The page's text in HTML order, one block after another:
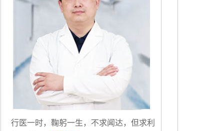
行医一时，鞠躬一生，不求闻达，但求利